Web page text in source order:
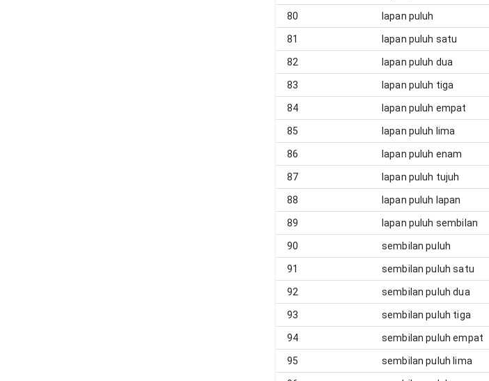
80 lapan puluh
81 lapan puluh satu
82 lapan puluh dua
83 lapan puluh tiga
84 lapan puluh empat
85 lapan puluh lima
86 lapan puluh enam
87 lapan puluh tujuh
88 lapan puluh lapan
89 lapan puluh sembilan
90 sembilan puluh
91 sembilan puluh satu
92 sembilan puluh dua
93 sembilan puluh tiga
94 sembilan puluh empat
95 sembilan puluh lima